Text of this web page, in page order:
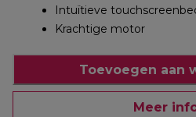
Intuïtieve
Krachtige motor
Toevoegen aan
Meer